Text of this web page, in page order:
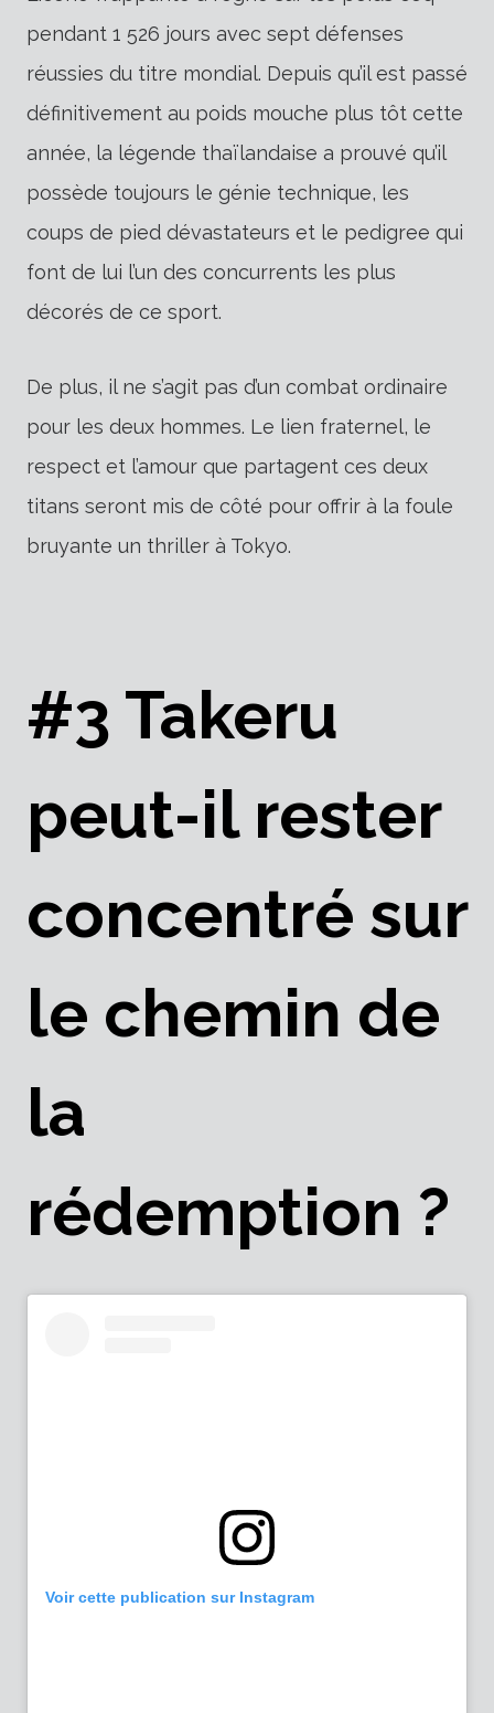
pendant 1 526 jours avec sept défenses
réussies du titre mondial. Depuis qu’il est passé
définitivement au poids mouche plus tôt cette
année, la légende thaïlandaise a prouvé qu’il
possède toujours le génie technique, les
coups de pied dévastateurs et le pedigree qui
font de lui l’un des concurrents les plus
décorés de ce sport.
De plus, il ne s’agit pas d’un combat ordinaire
pour les deux hommes. Le lien fraternel, le
respect et l’amour que partagent ces deux
titans seront mis de côté pour offrir à la foule
bruyante un thriller à Tokyo.
#3 Takeru
peut-il rester
concentré sur
le chemin de
la
rédemption ?
Voir cette publication sur Instagram